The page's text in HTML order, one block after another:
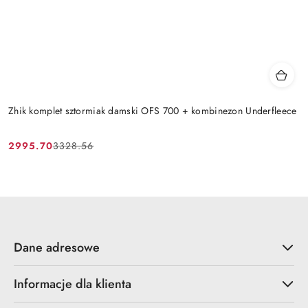
Zhik komplet sztormiak damski OFS 700 + kombinezon Underfleece
Cena
2995.70
Cena
3328.56
Dane adresowe
Informacje dla klienta